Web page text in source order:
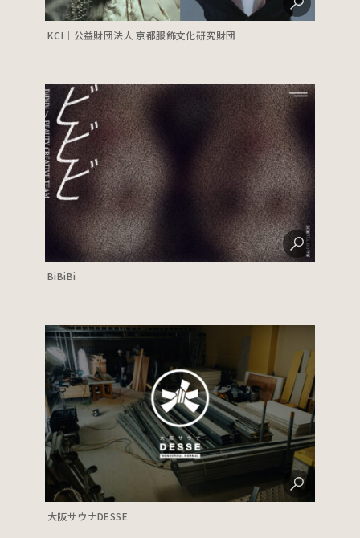
KCI｜公益財団法人 京都服飾文化研究財団
BiBiBi
大阪サウナDESSE